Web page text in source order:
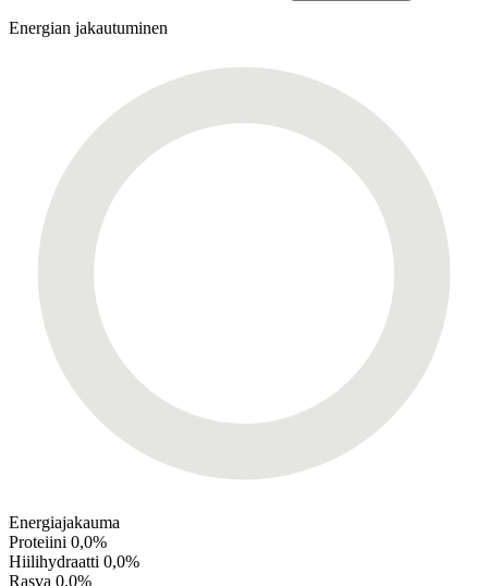
Energian jakautuminen
Energiajakauma
Proteiini 0,0%
Hiilihydraatti 0,0%
Rasva 0,0%